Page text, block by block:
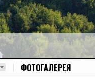
ФОТОГАЛЕРЕЯ